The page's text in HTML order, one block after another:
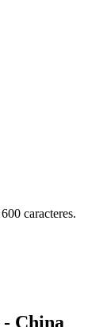
caracteres.
China